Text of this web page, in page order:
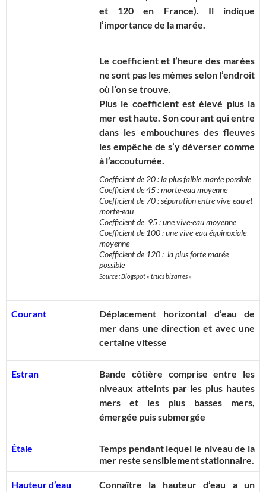
et 120 en France). Il indique
l’importance de la marée.
Le coefficient et l’heure des marées
ne sont pas les mêmes selon l’endroit
où l’on se trouve.
Plus le coefficient est élevé plus la
mer est haute. Son courant qui entre
dans les embouchures des fleuves
les empêche de s’y déverser comme
à l’accoutumée.
Coefficient de 20 : la plus faible marée possible
Coefficient de 45 : morte-eau moyenne
Coefficient de 70 : séparation entre vive-eau et
morte-eau
Coefficient de 95 : une vive-eau moyenne
Coefficient de 100 : une vive-eau équinoxiale
moyenne
Coefficient de 120 : la plus forte marée
possible
Source : Blogspot « trucs bizarres »
Courant
Déplacement horizontal d’eau de
mer dans une direction et avec une
certaine vitesse
Estran
Bande côtière comprise entre les
niveaux atteints par les plus hautes
mers et les plus basses mers,
émergée puis submergée
Étale
Temps pendant lequel le niveau de la
mer reste sensiblement stationnaire.
Hauteur d’eau
Connaître la hauteur d’eau a un